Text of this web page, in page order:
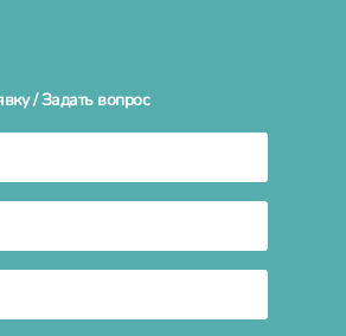
/ Задать вопрос